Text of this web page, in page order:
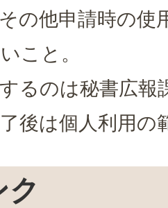
の他申請時の使
こと。
るのは秘書広報
後は個人利用の
ク